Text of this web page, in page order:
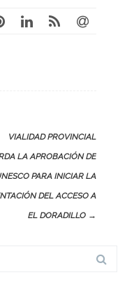
VIALIDAD PROVINCIAL
LA APROBACIÓN DE
PARA INICIAR LA
DEL ACCESO A
EL DORADILLO →